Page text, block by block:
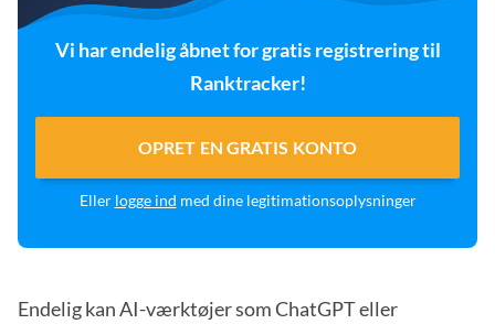
Vi har endelig åbnet for gratis registrering til
Ranktracker!
OPRET EN GRATIS KONTO
Eller logge ind med dine legitimationsoplysninger
Endelig kan AI-værktøjer som ChatGPT eller